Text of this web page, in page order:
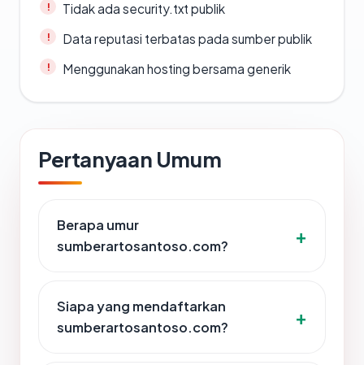
Tidak ada security.txt publik
Data reputasi terbatas pada sumber publik
Menggunakan hosting bersama generik
Pertanyaan Umum
Berapa umur
sumberartosantoso.com?
Siapa yang mendaftarkan
sumberartosantoso.com?